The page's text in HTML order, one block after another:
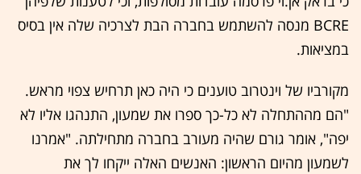
BCRE מנסה להשתמש בחברה הבת לצרכיה שלה אין בסיס
במציאות.
מקורביו של וינטרוב טוענים כי היה כאן תרחיש צפוי מראש.
"הם מההתחלה לא כל-כך ספרו את שמעון, התנהגו אליו לא
יפה", אומר גורם שהיה מעורב בחברה מתחילתה. "אמרנו
לשמעון מהיום הראשון: האנשים האלה ייקחו לך את